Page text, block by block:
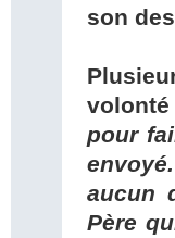
son
pour
aucun
Père